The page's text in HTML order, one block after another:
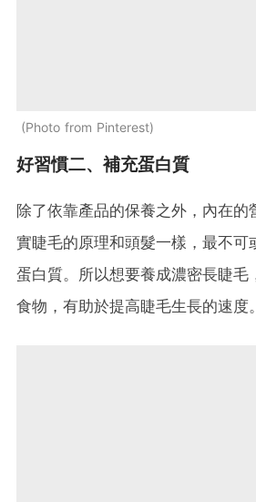
Photo from Pinterest
好習慣二、補充蛋白質
除了依靠產品的保養之外，內在的
實睫毛的原理和頭髮一樣，最不可
蛋白質。所以想要養成濃密長睫毛
食物，有助於提高睫毛生長的速度。